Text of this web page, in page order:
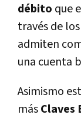
débito que
través de
admiten
una cuenta
Asimismo
másClaves